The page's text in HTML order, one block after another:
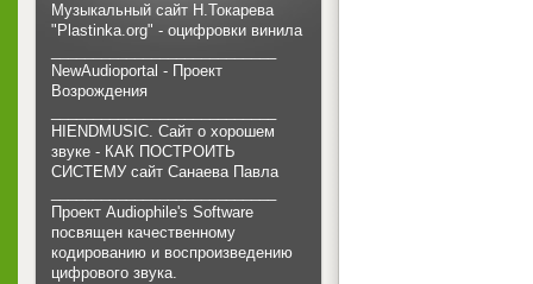
Музыкальный сайт Н.Токарева
"Plastinka.org" - оцифровки винила
NewAudioportal - Проект
Возрождения
HIENDMUSIC. Сайт о хорошем
звуке - КАК ПОСТРОИТЬ
СИСТЕМУ сайт Санаева Павла
Проект Audiophile's Software
посвящен качественному
кодированию и воспроизведению
цифрового звука.